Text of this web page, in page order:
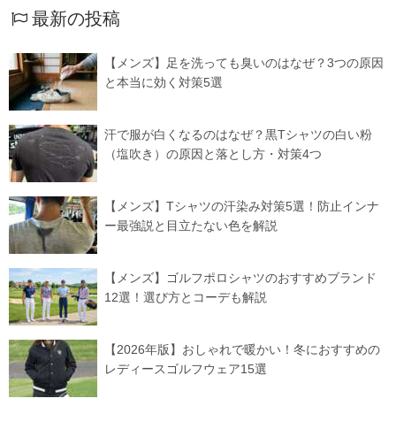
最新の投稿
【メンズ】足を洗っても臭いのはなぜ？3つの原因
と本当に効く対策5選
汗で服が白くなるのはなぜ？黒Tシャツの白い粉
（塩吹き）の原因と落とし方・対策4つ
【メンズ】Tシャツの汗染み対策5選！防止インナ
ー最強説と目立たない色を解説
【メンズ】ゴルフポロシャツのおすすめブランド
12選！選び方とコーデも解説
【2026年版】おしゃれで暖かい！冬におすすめの
レディースゴルフウェア15選